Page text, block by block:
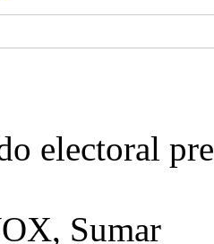
electoral
Sumar